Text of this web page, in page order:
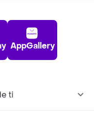
AppGallery
ti